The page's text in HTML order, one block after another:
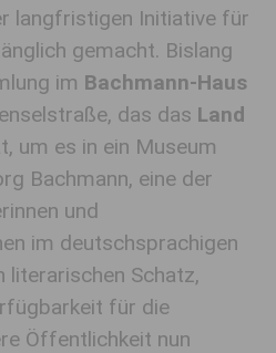
langfristigen Initiative für
gemacht. Bislang
im Bachmann-Haus
das das Land
um es in ein Museum
Bachmann, eine der
und
im deutschsprachigen
literarischen Schatz,
für die
Öffentlichkeit nun